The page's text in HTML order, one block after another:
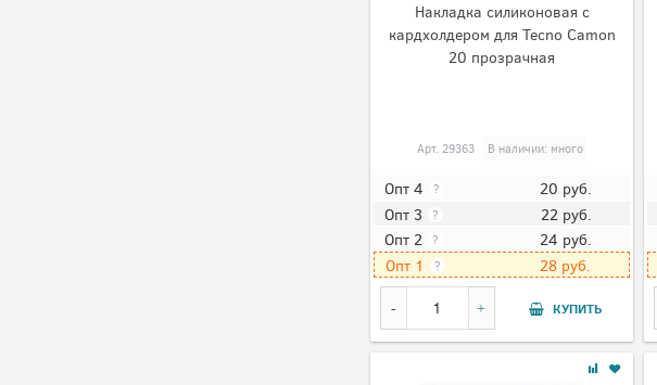
Накладка силиконовая с
кардхолдером для Tecno Camon
20 прозрачная
Арт. 29363 В наличии: много
Опт 4 ? 20 руб.
Опт 3 ? 22 руб.
Опт 2 ? 24 руб.
Опт 1 ? 28 руб.
КУПИТЬ